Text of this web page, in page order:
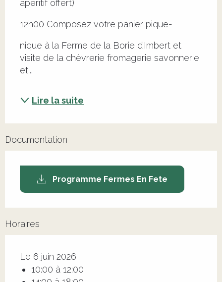
apéritif offert)
12h00 Composez votre panier pique-
nique à la Ferme de la Borie d’Imbert et
visite de la chèvrerie fromagerie savonnerie
et...
Lire la suite
Documentation
Programme Fermes En Fete
Horaires
Le 6 juin 2026
10:00 à 12:00